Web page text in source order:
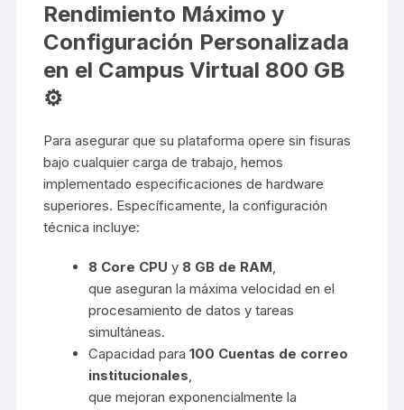
Rendimiento Máximo y
Configuración Personalizada
en el Campus Virtual 800 GB
⚙️
Para asegurar que su plataforma opere sin fisuras
bajo cualquier carga de trabajo, hemos
implementado especificaciones de hardware
superiores. Específicamente, la configuración
técnica incluye:
8 Core CPU y 8 GB de RAM,
que aseguran la máxima velocidad en el
procesamiento de datos y tareas
simultáneas.
Capacidad para100 Cuentas de correo
institucionales,
que mejoran exponencialmente la